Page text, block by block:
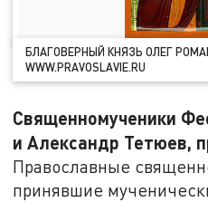
БЛАГОВЕРНЫЙ КНЯЗЬ ОЛЕГ
WWW.PRAVOSLAVIE.RU
Священномученики
и Александр Тетюев,
Православные
принявшие